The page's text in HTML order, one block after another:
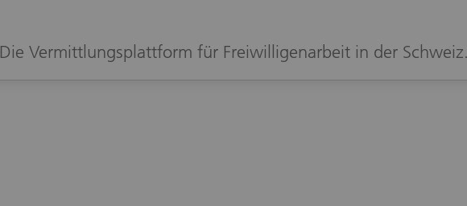
Die Vermittlungsplattform für Freiwilligenarbeit in der Schweiz.